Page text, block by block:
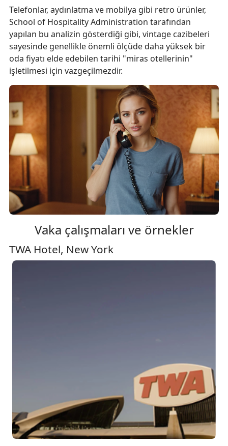
Telefonlar, aydınlatma ve mobilya gibi retro ürünler,
School of Hospitality Administration tarafından
yapılan bu analizin gösterdiği gibi, vintage cazibeleri
sayesinde genellikle önemli ölçüde daha yüksek bir
oda fiyatı elde edebilen tarihi "miras otellerinin"
işletilmesi için vazgeçilmezdir.
Vaka çalışmaları ve örnekler
TWA Hotel, New York